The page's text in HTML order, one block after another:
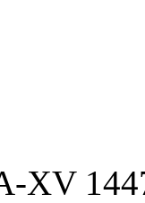
XV